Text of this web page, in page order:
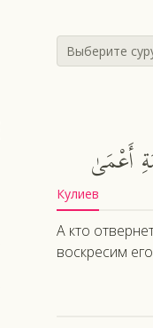
Выберите
أَعْمَىٰ
Кулиев
А кто
воскресим